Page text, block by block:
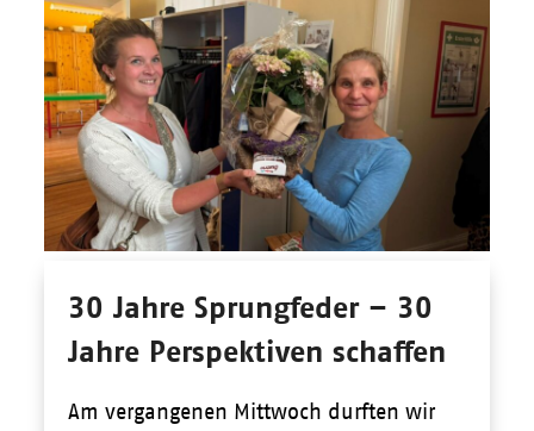
30 Jahre Sprungfeder – 30
Jahre Perspektiven schaffen
Am vergangenen Mittwoch durften wir